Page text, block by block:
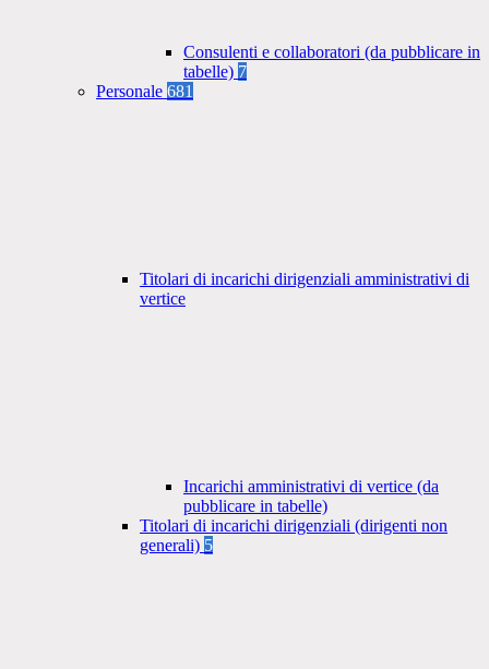
Consulenti e collaboratori (da pubblicare in
tabelle) 7
Personale 681
Titolari di incarichi dirigenziali amministrativi di
vertice
Incarichi amministrativi di vertice (da
pubblicare in tabelle)
Titolari di incarichi dirigenziali (dirigenti non
generali) 5